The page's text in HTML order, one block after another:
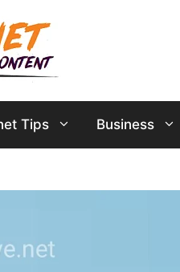
Tips Business